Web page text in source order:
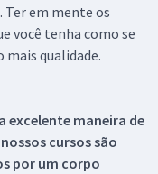
em mente os
você tenha como se
qualidade.
excelente maneira de
cursos são
por um corpo